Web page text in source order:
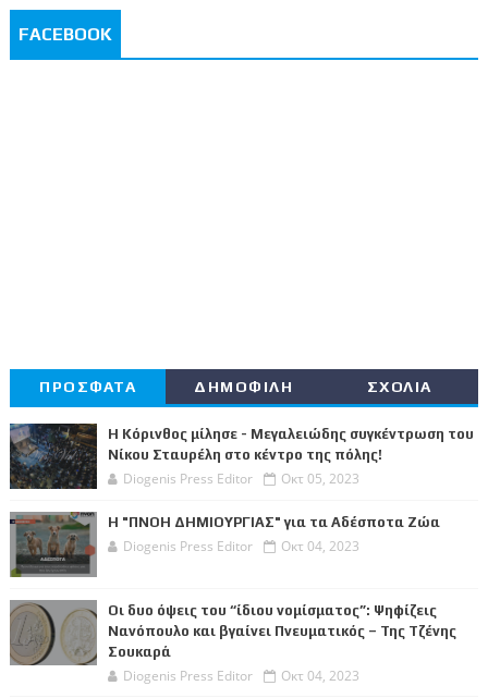
FACEBOOK
ΠΡΟΣΦΑΤΑ ΔΗΜΟΦΙΛΗ ΣΧΟΛΙΑ
Η Κόρινθος μίλησε - Μεγαλειώδης συγκέντρωση του
Νίκου Σταυρέλη στο κέντρο της πόλης!
Diogenis Press Editor Οκτ 05, 2023
Η "ΠΝΟΗ ΔΗΜΙΟΥΡΓΙΑΣ" για τα Αδέσποτα Ζώα
Diogenis Press Editor Οκτ 04, 2023
Οι δυο όψεις του “ίδιου νομίσματος”: Ψηφίζεις
Νανόπουλο και βγαίνει Πνευματικός – Της Τζένης
Σουκαρά
Diogenis Press Editor Οκτ 04, 2023